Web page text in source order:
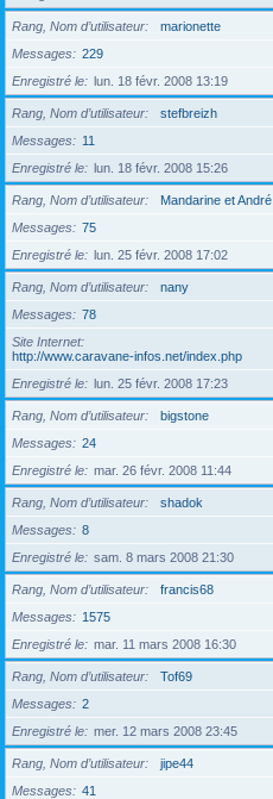
Rang, Nom d’utilisateur
marionette
Messages
229
Enregistré le
lun. 18 févr. 2008 13:19
Rang, Nom d’utilisateur
stefbreizh
Messages
11
Enregistré le
lun. 18 févr. 2008 15:26
Rang, Nom d’utilisateur
Mandarine et André
Messages
75
Enregistré le
lun. 25 févr. 2008 17:02
Rang, Nom d’utilisateur
nany
Messages
78
Site Internet
http://www.caravane-infos.net/index.php
Enregistré le
lun. 25 févr. 2008 17:23
Rang, Nom d’utilisateur
bigstone
Messages
24
Enregistré le
mar. 26 févr. 2008 11:44
Rang, Nom d’utilisateur
shadok
Messages
8
Enregistré le
sam. 8 mars 2008 21:30
Rang, Nom d’utilisateur
francis68
Messages
1575
Enregistré le
mar. 11 mars 2008 16:30
Rang, Nom d’utilisateur
Tof69
Messages
2
Enregistré le
mer. 12 mars 2008 23:45
Rang, Nom d’utilisateur
jipe44
Messages
41